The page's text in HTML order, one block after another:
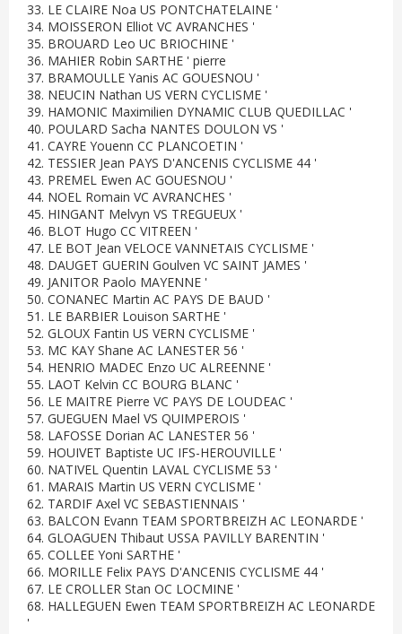
33. LE CLAIRE Noa US PONTCHATELAINE '
34. MOISSERON Elliot VC AVRANCHES '
35. BROUARD Leo UC BRIOCHINE '
36. MAHIER Robin SARTHE ' pierre
37. BRAMOULLE Yanis AC GOUESNOU '
38. NEUCIN Nathan US VERN CYCLISME '
39. HAMONIC Maximilien DYNAMIC CLUB QUEDILLAC '
40. POULARD Sacha NANTES DOULON VS '
41. CAYRE Youenn CC PLANCOETIN '
42. TESSIER Jean PAYS D'ANCENIS CYCLISME 44 '
43. PREMEL Ewen AC GOUESNOU '
44. NOEL Romain VC AVRANCHES '
45. HINGANT Melvyn VS TREGUEUX '
46. BLOT Hugo CC VITREEN '
47. LE BOT Jean VELOCE VANNETAIS CYCLISME '
48. DAUGET GUERIN Goulven VC SAINT JAMES '
49. JANITOR Paolo MAYENNE '
50. CONANEC Martin AC PAYS DE BAUD '
51. LE BARBIER Louison SARTHE '
52. GLOUX Fantin US VERN CYCLISME '
53. MC KAY Shane AC LANESTER 56 '
54. HENRIO MADEC Enzo UC ALREENNE '
55. LAOT Kelvin CC BOURG BLANC '
56. LE MAITRE Pierre VC PAYS DE LOUDEAC '
57. GUEGUEN Mael VS QUIMPEROIS '
58. LAFOSSE Dorian AC LANESTER 56 '
59. HOUIVET Baptiste UC IFS-HEROUVILLE '
60. NATIVEL Quentin LAVAL CYCLISME 53 '
61. MARAIS Martin US VERN CYCLISME '
62. TARDIF Axel VC SEBASTIENNAIS '
63. BALCON Evann TEAM SPORTBREIZH AC LEONARDE '
64. GLOAGUEN Thibaut USSA PAVILLY BARENTIN '
65. COLLEE Yoni SARTHE '
66. MORILLE Felix PAYS D'ANCENIS CYCLISME 44 '
67. LE CROLLER Stan OC LOCMINE '
68. HALLEGUEN Ewen TEAM SPORTBREIZH AC LEONARDE
'